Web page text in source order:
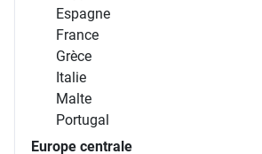
Espagne
France
Grèce
Italie
Malte
Portugal
Europe centrale